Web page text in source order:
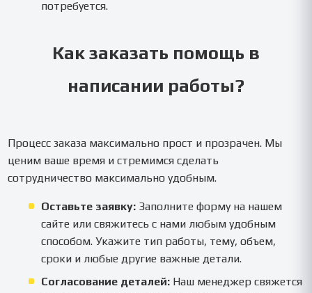
потребуется.
Как заказать помощь в
написании работы?
Процесс заказа максимально прост и прозрачен. Мы
ценим ваше время и стремимся сделать
сотрудничество максимально удобным.
Оставьте заявку: Заполните форму на нашем
сайте или свяжитесь с нами любым удобным
способом. Укажите тип работы, тему, объем,
сроки и любые другие важные детали.
Согласование деталей: Наш менеджер свяжется